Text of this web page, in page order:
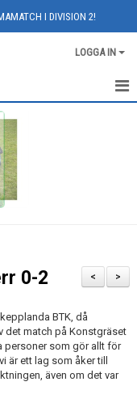
I DIVISION 2!
LOGGA IN
>
<
0-2
BTK, då
det match på Konstgräset
personer som gör allt för
är ett lag som åker till
även om det var